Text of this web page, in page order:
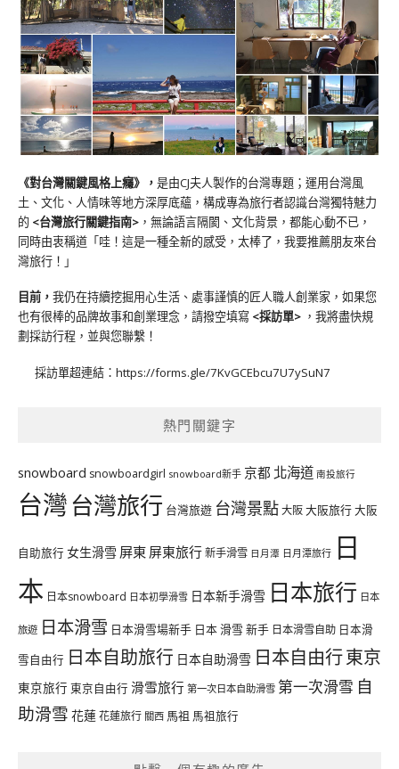
《對台灣關鍵風格上癮》 ， 是由CJ夫人製作的台灣專題；運用台灣風
土、文化、人情味等地方深厚底蘊，構成專為旅行者認識台灣獨特魅力
的 <台灣旅行關鍵指南> ，無論語言隔閡、文化背景，都能心動不已，
同時由衷稱道「哇！這是一種全新的感受，太棒了，我要推薦朋友來台
灣旅行！」
目前， 我仍在持續挖掘用心生活、處事謹慎的匠人職人創業家，如果您
也有很棒的品牌故事和創業理念，請撥空填寫 <採訪單> ，我將盡快規
劃採訪行程，並與您聯繫！
採訪單超連結： https://forms.gle/7KvGCEbcu7U7ySuN7
熱門關鍵字
snowboard snowboardgirl snowboard新手 京都 北海道 南投旅行
台灣台灣旅行 台灣旅遊 台灣景點大阪大阪旅行大阪
自助旅行 女生滑雪 屏東 屏東旅行新手滑雪 日月潭 日月潭旅行 日
本 日本snowboard 日本初學滑雪 日本新手滑雪 日本旅行 日本
旅遊 日本滑雪 日本滑雪場新手 日本 滑雪 新手 日本滑雪自助 日本滑
雪自由行 日本自助旅行 日本自助滑雪 日本自由行東京
東京旅行 東京自由行 滑雪旅行 第一次日本自助滑雪 第一次滑雪 自
助滑雪 花蓮花蓮旅行 關西 馬祖 馬祖旅行